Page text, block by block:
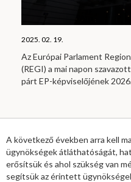
2025. 02. 19.
Az Európai Parlament
(REGI) a mai napon
párt EP-képviselőjének
A következő években arra kell
ügynökségek átláthatóságát,
erősítsük és ahol szükség van
segítsük az érintett